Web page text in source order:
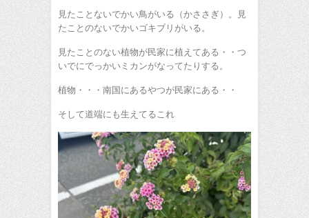
見たことないでかい鳥がいる（かささぎ）。見
たことのないでかいゴキブリがいる。
見たことのない植物が民家に植えてある・・つ
いでにでっかいミカンがなってたりする。
植物・・・南国にあるやつが民家にある・・
そして道端にも生えてるこれ